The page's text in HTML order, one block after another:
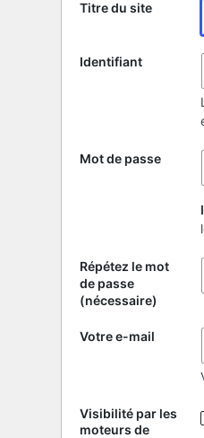
Titre du site
Identifiant
Mot de passe
Répétez le mot
de passe
(nécessaire)
Votre e-mail
Visibilité par les
moteurs de